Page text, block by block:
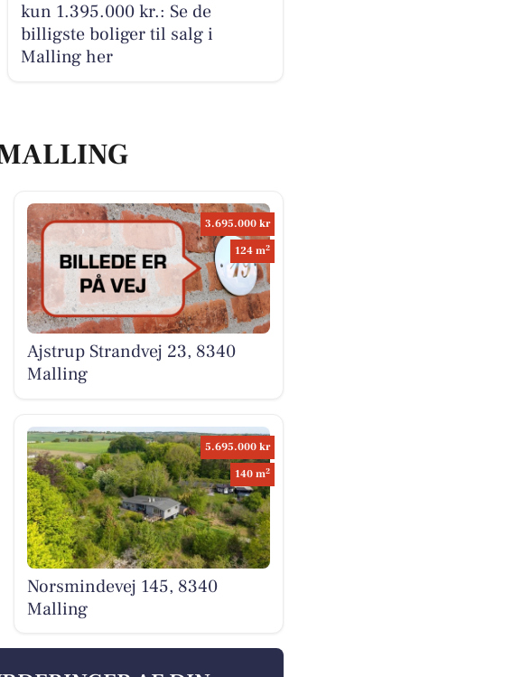
kun 1.395.000 kr.: Se de
billigste boliger til salg i
Malling her
3.695.000 kr
124 m2
Ajstrup Strandvej 23, 8340
Malling
5.695.000 kr
140 m2
Norsmindevej 145, 8340
Malling